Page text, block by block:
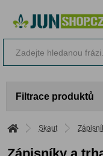
Filtrace produktů
Skaut